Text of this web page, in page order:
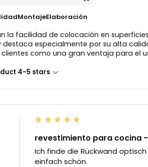
MontajeElaboración
la facilidad de colocación en
destaca especialmente por su alta
como una gran ventaja para el
4-5 stars
revestimiento para cocina
Ich finde die Rückwand
einfach schön.